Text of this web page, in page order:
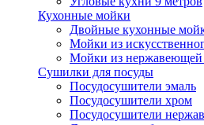
Кухонные мойки
Двойные кухонные
Мойки из
Мойки из нержавеющей
Сушилки для посуды
Посудосушители эмаль
Посудосушители хром
Посудосушители